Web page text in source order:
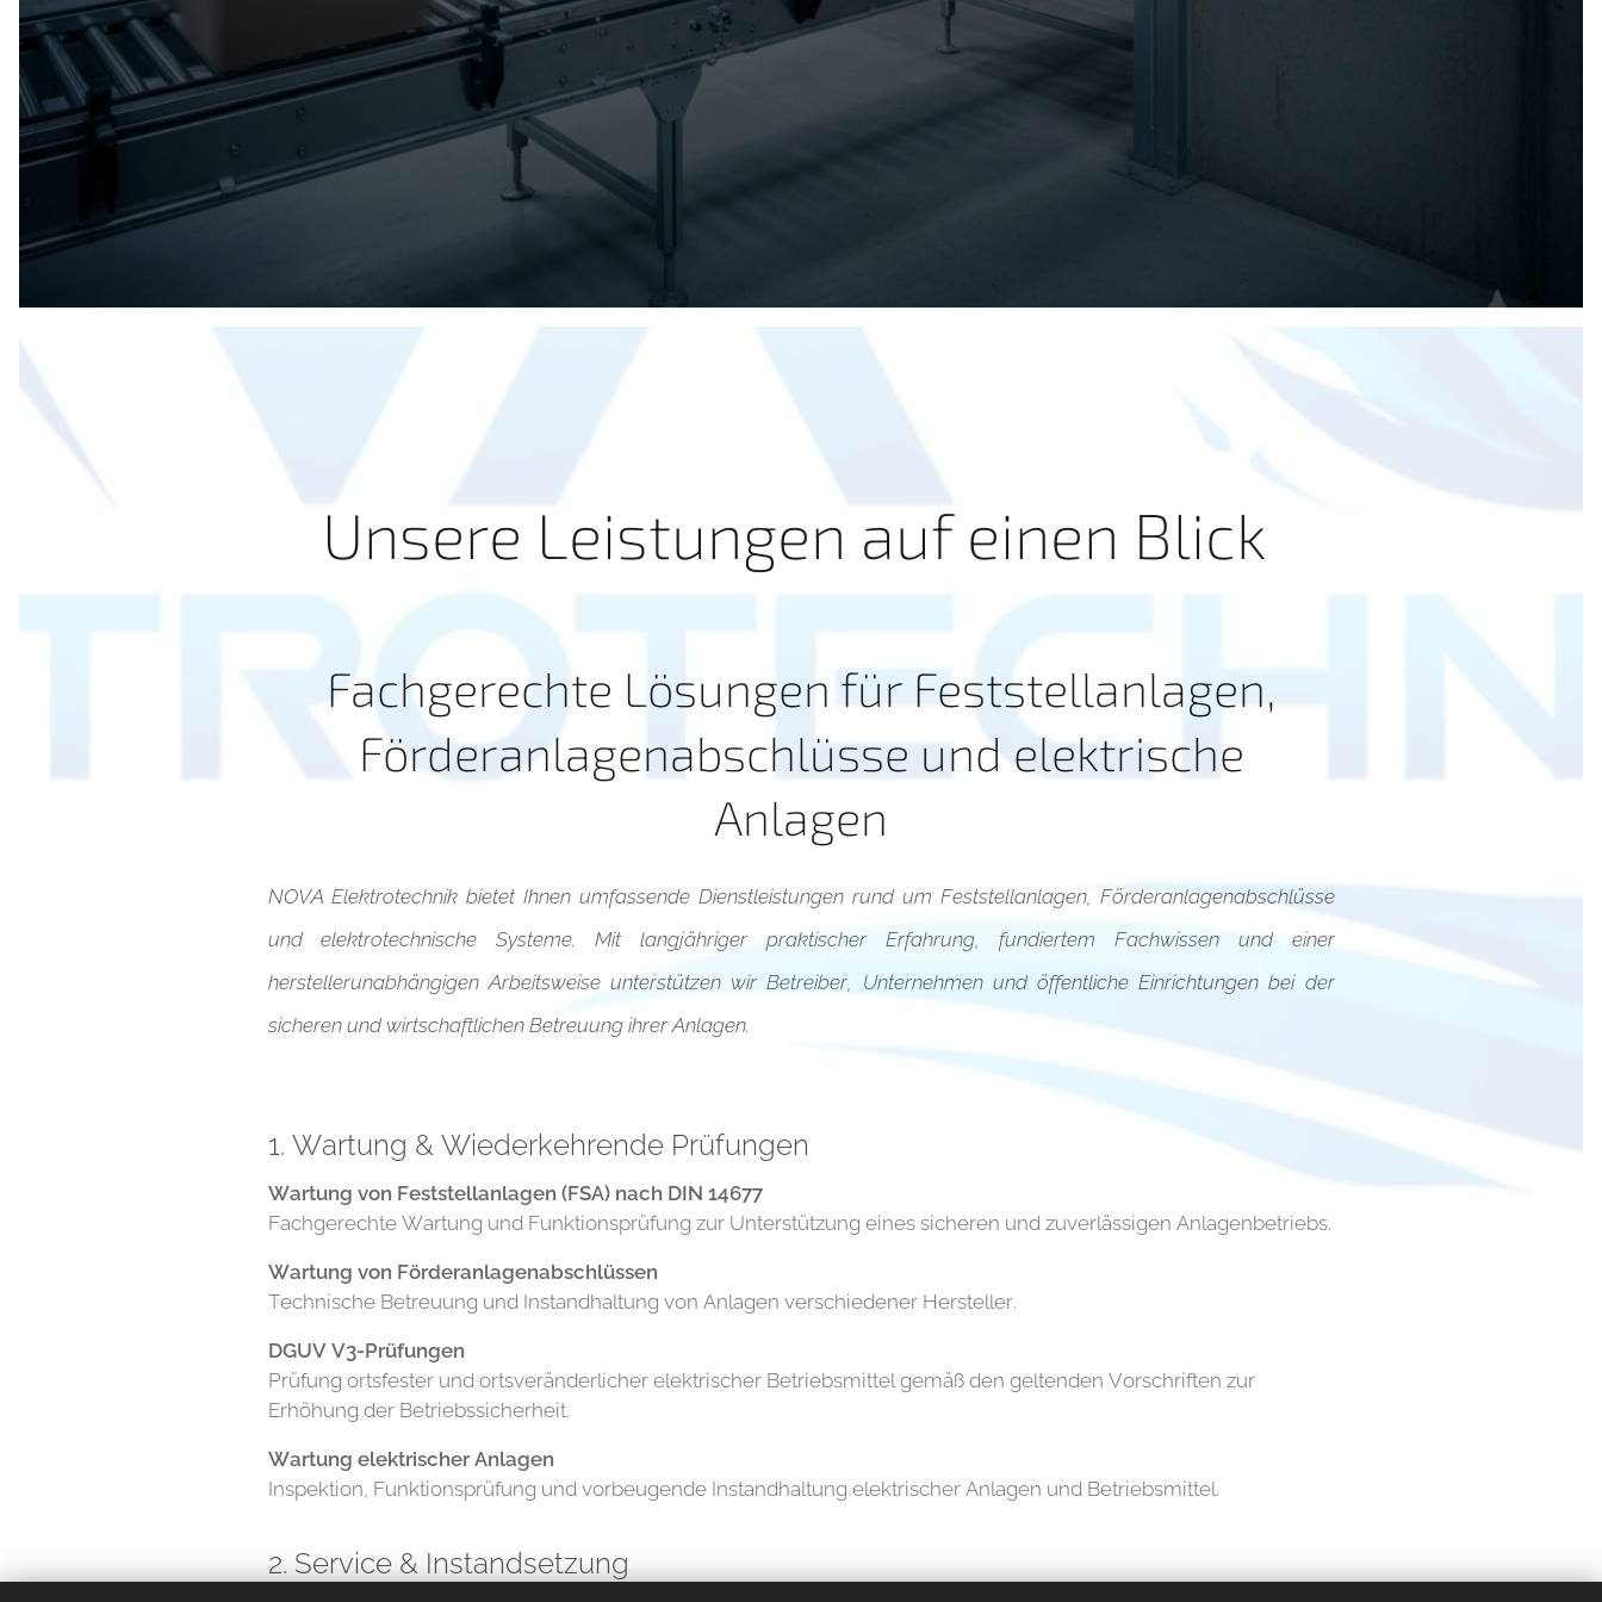
Unsere Leistungen auf einen Blick
Fachgerechte Lösungen für Feststellanlagen,
Förderanlagenabschlüsse und elektrische
Anlagen
NOVA Elektrotechnik bietet Ihnen umfassende Dienstleistungen rund um Feststellanlagen, Förderanlagenabschlüsse
und elektrotechnische Systeme. Mit langjähriger praktischer Erfahrung, fundiertem Fachwissen und einer
herstellerunabhängigen Arbeitsweise unterstützen wir Betreiber, Unternehmen und öffentliche Einrichtungen bei der
sicheren und wirtschaftlichen Betreuung ihrer Anlagen.
1. Wartung & Wiederkehrende Prüfungen
Wartung von Feststellanlagen (FSA) nach DIN 14677
Fachgerechte Wartung und Funktionsprüfung zur Unterstützung eines sicheren und zuverlässigen Anlagenbetriebs.
Wartung von Förderanlagenabschlüssen
Technische Betreuung und Instandhaltung von Anlagen verschiedener Hersteller.
DGUV V3-Prüfungen
Prüfung ortsfester und ortsveränderlicher elektrischer Betriebsmittel gemäß den geltenden Vorschriften zur
Erhöhung der Betriebssicherheit.
Wartung elektrischer Anlagen
Inspektion, Funktionsprüfung und vorbeugende Instandhaltung elektrischer Anlagen und Betriebsmittel.
2. Service & Instandsetzung